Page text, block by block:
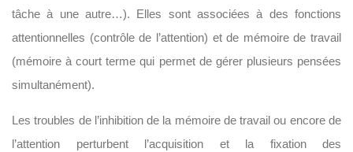
tâche à une autre…). Elles sont associées à des fonctions
attentionnelles (contrôle de l’attention) et de mémoire de travail
(mémoire à court terme qui permet de gérer plusieurs pensées
simultanément).
Les troubles de l’inhibition de la mémoire de travail ou encore de
l’attention perturbent l’acquisition et la fixation des